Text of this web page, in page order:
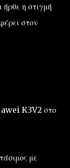
ήρθε η στιγμή
στον
K3V2 στο
με